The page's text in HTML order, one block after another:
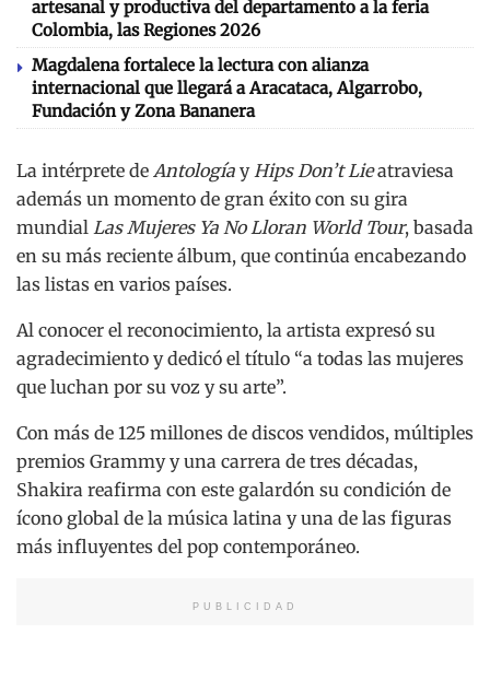
artesanal y productiva del departamento a la feria
Colombia, las Regiones 2026
Magdalena fortalece la lectura con alianza
internacional que llegará a Aracataca, Algarrobo,
Fundación y Zona Bananera
La intérprete de Antología yHips Don’t Lieatraviesa
además un momento de gran éxito con su gira
mundial Las Mujeres Ya No Lloran World Tour, basada
en su más reciente álbum, que continúa encabezando
las listas en varios países.
Al conocer el reconocimiento, la artista expresó su
agradecimiento y dedicó el título “a todas las mujeres
que luchan por su voz y su arte”.
Con más de 125 millones de discos vendidos, múltiples
premios Grammy y una carrera de tres décadas,
Shakira reafirma con este galardón su condición de
ícono global de la música latina y una de las figuras
más influyentes del pop contemporáneo.
PUBLICIDAD